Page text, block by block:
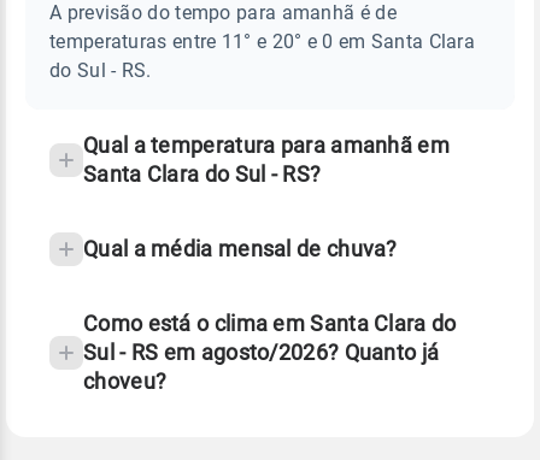
CLARA
sobre
chuva
A previsão do tempo para amanhã é de
temperaturas entre 11° e 20° e 0 em Santa Clara
do Sul - RS.
Qual a temperatura para amanhã em
Santa Clara do Sul - RS?
Qual a média mensal de chuva?
Fonte: 30 anos de dados de reanálise ERA5.
Como está o clima em Santa Clara do
Sul - RS em agosto/2026? Quanto já
choveu?